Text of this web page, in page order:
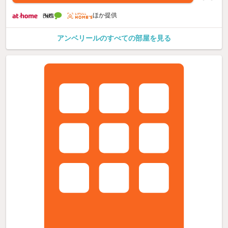
ほか提供
アンベリールのすべての部屋を見る